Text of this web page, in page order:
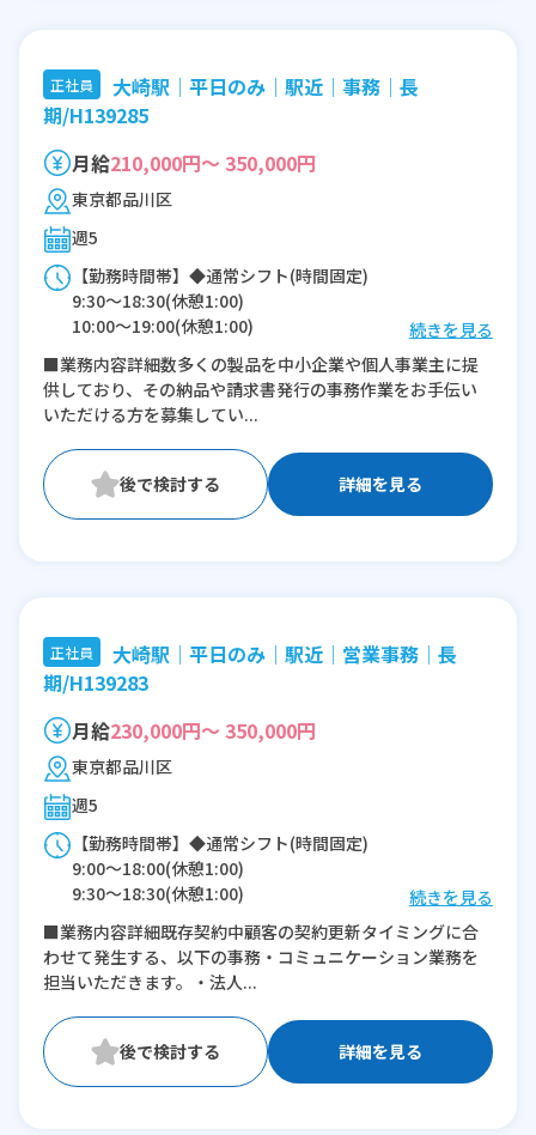
正社員
大崎駅│平日のみ│駅近│事務│長
期/H139285
月給210,000円～ 350,000円
東京都品川区
週5
【勤務時間帯】◆通常シフト(時間固定)
9:30〜18:30(休憩1:00)
10:00〜19:00(休憩1:00)
※残業：10時間程度/月
続きを見る
■業務内容詳細数多くの製品を中小企業や個人事業主に提
供しており、その納品や請求書発行の事務作業をお手伝い
いただける方を募集してい...
詳細を見る
正社員
大崎駅│平日のみ│駅近│営業事務│長
期/H139283
月給230,000円～ 350,000円
東京都品川区
週5
【勤務時間帯】◆通常シフト(時間固定)
9:00〜18:00(休憩1:00)
9:30〜18:30(休憩1:00)
10:00〜19:00(休憩1:00)
※残業：10時間程度/月
続きを見る
■業務内容詳細既存契約中顧客の契約更新タイミングに合
わせて発生する、以下の事務・コミュニケーション業務を
担当いただきます。・法人...
詳細を見る